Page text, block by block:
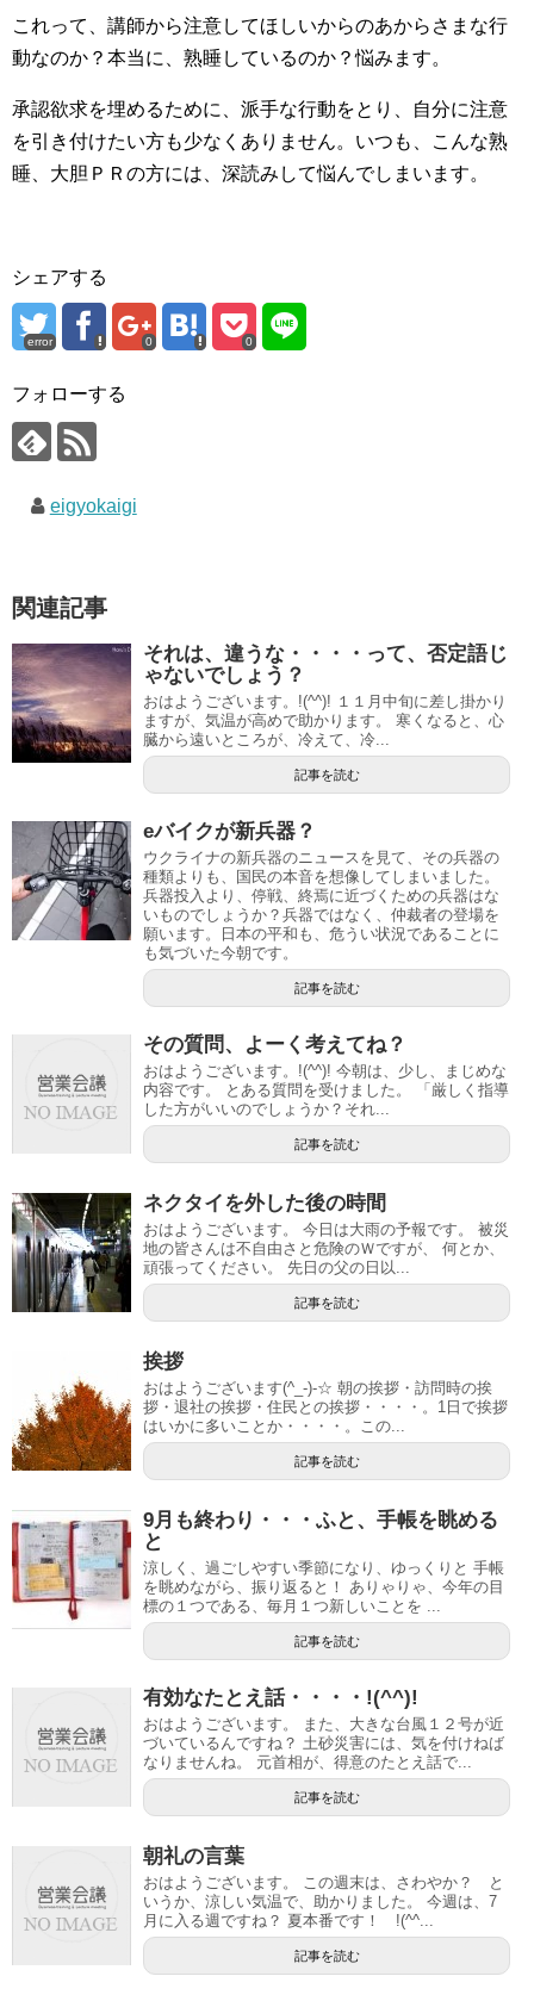
これって、講師から注意してほしいからのあからさまな行
動なのか？本当に、熟睡しているのか？悩みます。
承認欲求を埋めるために、派手な行動をとり、自分に注意
を引き付けたい方も少なくありません。いつも、こんな熟
睡、大胆ＰＲの方には、深読みして悩んでしまいます。
シェアする
error 0 0
フォローする
eigyokaigi
関連記事
それは、違うな・・・・って、否定語じ
ゃないでしょう？
おはようございます。!(^^)! １１月中旬に差し掛かり
ますが、気温が高めで助かります。 寒くなると、心
臓から遠いところが、冷えて、冷...
記事を読む
eバイクが新兵器？
ウクライナの新兵器のニュースを見て、その兵器の
種類よりも、国民の本音を想像してしまいました。
兵器投入より、停戦、終焉に近づくための兵器はな
いものでしょうか？兵器ではなく、仲裁者の登場を
願います。日本の平和も、危うい状況であることに
も気づいた今朝です。
記事を読む
その質問、よーく考えてね？
おはようございます。!(^^)! 今朝は、少し、まじめな
内容です。 とある質問を受けました。 「厳しく指導
した方がいいのでしょうか？それ...
記事を読む
ネクタイを外した後の時間
おはようございます。 今日は大雨の予報です。 被災
地の皆さんは不自由さと危険のＷですが、 何とか、
頑張ってください。 先日の父の日以...
記事を読む
挨拶
おはようございます(^_-)-☆ 朝の挨拶・訪問時の挨
拶・退社の挨拶・住民との挨拶・・・・。1日で挨拶
はいかに多いことか・・・・。この...
記事を読む
9月も終わり・・・ふと、手帳を眺める
と
涼しく、過ごしやすい季節になり、ゆっくりと 手帳
を眺めながら、振り返ると！ ありゃりゃ、今年の目
標の１つである、毎月１つ新しいことを ...
記事を読む
有効なたとえ話・・・・!(^^)!
おはようございます。 また、大きな台風１２号が近
づいているんですね？ 土砂災害には、気を付けねば
なりませんね。 元首相が、得意のたとえ話で...
記事を読む
朝礼の言葉
おはようございます。 この週末は、さわやか？ と
いうか、涼しい気温で、助かりました。 今週は、7
月に入る週ですね？ 夏本番です！ !(^^...
記事を読む